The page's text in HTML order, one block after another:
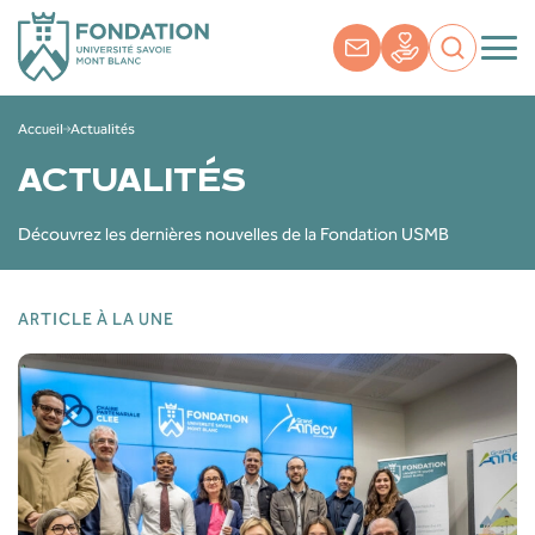
Accueil Actualités
ACTUALITÉS
Découvrez les dernières nouvelles de la Fondation USMB
ARTICLE À LA UNE